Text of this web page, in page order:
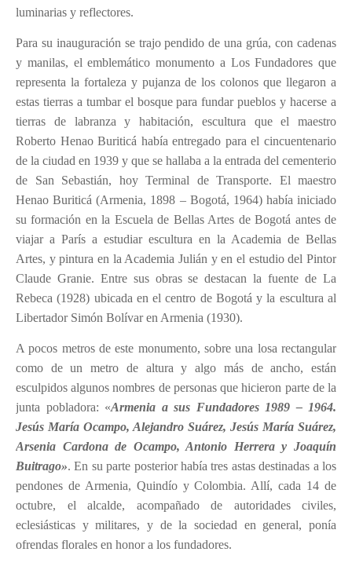
luminarias y reflectores.
Para su inauguración se trajo pendido de una grúa, con cadenas
y manilas, el emblemático monumento a Los Fundadores que
representa la fortaleza y pujanza de los colonos que llegaron a
estas tierras a tumbar el bosque para fundar pueblos y hacerse a
tierras de labranza y habitación, escultura que el maestro
Roberto Henao Buriticá había entregado para el cincuentenario
de la ciudad en 1939 y que se hallaba a la entrada del cementerio
de San Sebastián, hoy Terminal de Transporte. El maestro
Henao Buriticá (Armenia, 1898 – Bogotá, 1964) había iniciado
su formación en la Escuela de Bellas Artes de Bogotá antes de
viajar a París a estudiar escultura en la Academia de Bellas
Artes, y pintura en la Academia Julián y en el estudio del Pintor
Claude Granie. Entre sus obras se destacan la fuente de La
Rebeca (1928) ubicada en el centro de Bogotá y la escultura al
Libertador Simón Bolívar en Armenia (1930).
A pocos metros de este monumento, sobre una losa rectangular
como de un metro de altura y algo más de ancho, están
esculpidos algunos nombres de personas que hicieron parte de la
junta pobladora: «Armenia a sus Fundadores 1989 – 1964.
Jesús María Ocampo, Alejandro Suárez, Jesús María Suárez,
Arsenia Cardona de Ocampo, Antonio Herrera y Joaquín
Buitrago». En su parte posterior había tres astas destinadas a los
pendones de Armenia, Quindío y Colombia. Allí, cada 14 de
octubre, el alcalde, acompañado de autoridades civiles,
eclesiásticas y militares, y de la sociedad en general, ponía
ofrendas florales en honor a los fundadores.